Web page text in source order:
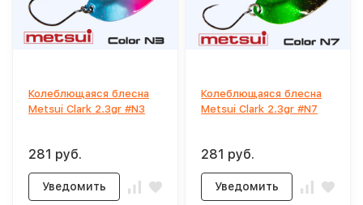
Колеблющаяся блесна
Metsui Clark 2.3gr #N3
281 руб.
Уведомить
Колеблющаяся блесна
Metsui Clark 2.3gr #N7
281 руб.
Уведомить